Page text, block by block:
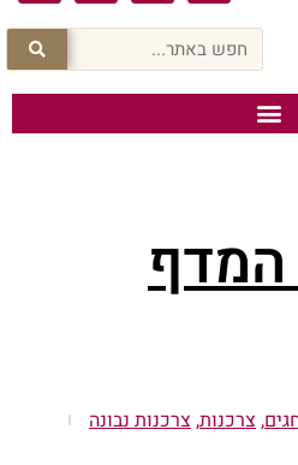
, צרכנות, צרכנות נבונה